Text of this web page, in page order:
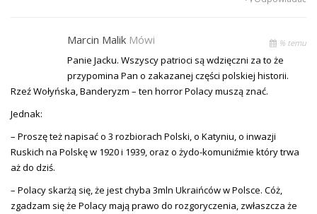
Marcin Malik Mówi % temu
Panie Jacku. Wszyscy patrioci są wdzięczni za to że
przypomina Pan o zakazanej części polskiej historii.
Rzeź Wołyńska, Banderyzm – ten horror Polacy muszą znać.
Jednak:
– Proszę też napisać o 3 rozbiorach Polski, o Katyniu, o inwazji
Ruskich na Polskę w 1920 i 1939, oraz o żydo-komuniźmie który trwa
aż do dziś.
– Polacy skarżą się, że jest chyba 3mln Ukraińców w Polsce. Cóż,
zgadzam się że Polacy mają prawo do rozgoryczenia, zwłaszcza że